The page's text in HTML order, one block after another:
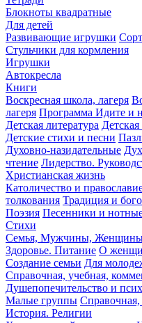
Блокноты квадратные
Для детей
Развивающие игрушки
Стульчики для кормления
Игрушки
Автокресла
Книги
Воскресная школа, лагеря
лагеря Программа Идите и
Детская литература
Детские стихи и песни
Духовно-назидательные
чтение Лидерство.
Христианская жизнь
Католичество и
толкования Традиция и
Поэзия Песенники и
Стихи
Семья, Мужчины,
Здоровье. Питание О
Создание семьи Для
Справочная, учебная,
Душепопечительство и
Малые группы
История. Религии